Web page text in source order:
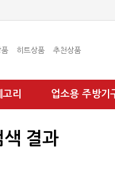
품 히트상품 추천상품
리 업소용 주방기
색 결과